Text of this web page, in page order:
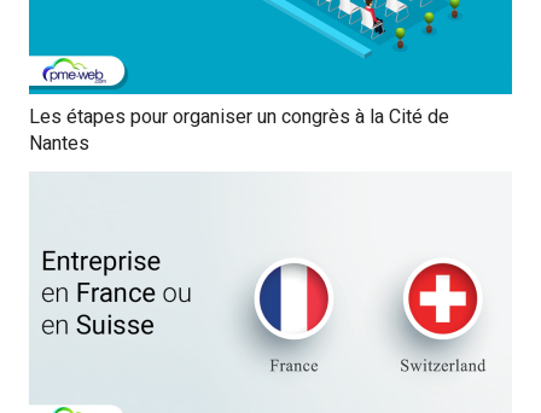
Les étapes pour organiser un congrès à la Cité de
Nantes